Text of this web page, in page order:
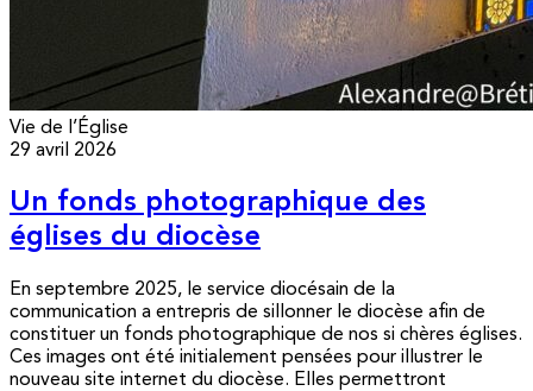
Vie de l’Église
29 avril 2026
Un fonds photographique des
églises du diocèse
En septembre 2025, le service diocésain de la
communication a entrepris de sillonner le diocèse afin de
constituer un fonds photographique de nos si chères églises.
Ces images ont été initialement pensées pour illustrer le
nouveau site internet du diocèse. Elles permettront